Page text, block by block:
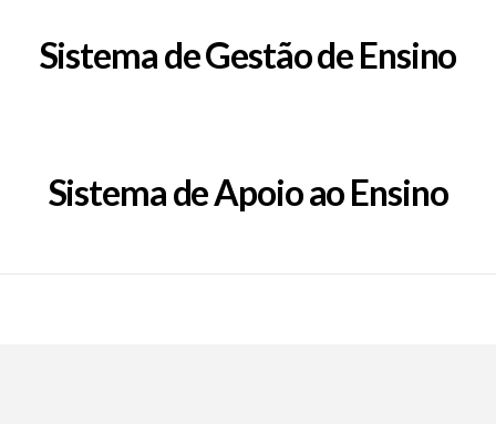
Sistema de Gestão de Ensino
Sistema de Apoio ao Ensino